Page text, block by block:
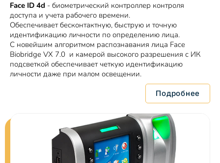
Face ID 4d - биометрический контроллер контроля
доступа и учета рабочего времени.
Обеспечивает бесконтактную, быструю и точную
идентификацию личности по определению лица.
С новейшим алгоритмом распознавания лица Face
Biobridge VX 7.0 и камерой высокого разрешения с ИК
подсветкой обеспечивает четкую идентификацию
личности даже при малом освещении.
Подробнее